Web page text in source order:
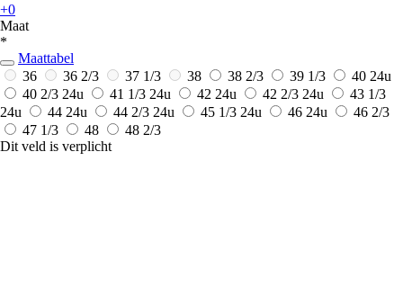
+0
Maat
*
Maattabel
36
36 2/3 37 1/3 38 38 2/3 39 1/3 40 24u
40 2/3 24u 41 1/3 24u 42 24u 42 2/3 24u
43 1/3
24u
44 24u 44 2/3 24u 45 1/3 24u 46 24u
46 2/3
47 1/3
48
48 2/3
Dit veld is verplicht